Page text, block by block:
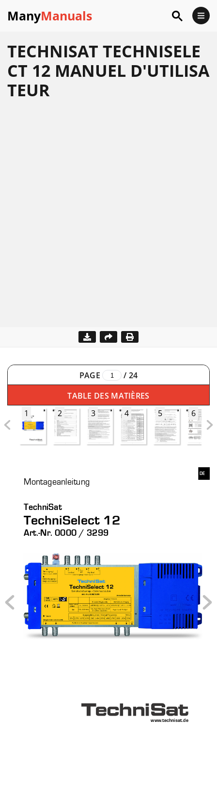
ManyManuals
TECHNISAT TECHNISELE
CT 12 MANUEL D'UTILISA
TEUR
PAGE / 24
TABLE DES MATIÈRES
1
2 3 4 5 6
DE
Montageanleitung
TechniSat
TechniSelect 12
Art.-Nr. 0000 / 3299
www.technisat.de